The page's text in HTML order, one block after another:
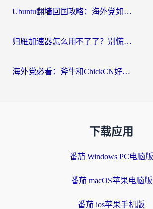
Ubuntu翻墙回国攻略：海外党如何选对加速器，无缝刷国内剧玩游戏？
归雁加速器怎么用不了了？别慌，这篇指南教你如何丝滑“回家”
海外党必看：斧牛和ChickCN好用吗？3款热门加速器实测+番茄加速器深度体验
下载应用
番茄 Windows PC电脑版
番茄 macOS苹果电脑版
番茄 ios苹果手机版